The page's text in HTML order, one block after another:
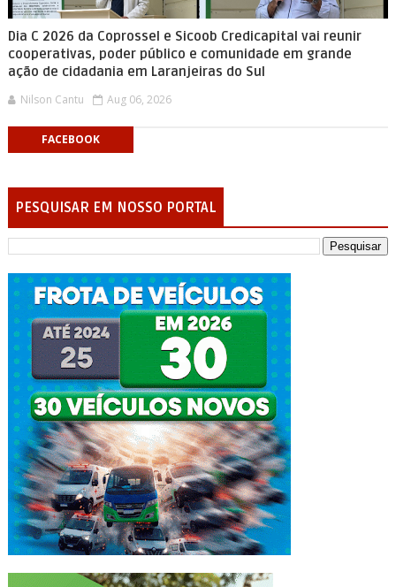
Dia C 2026 da Coprossel e Sicoob Credicapital vai reunir
cooperativas, poder público e comunidade em grande
ação de cidadania em Laranjeiras do Sul
Nilson Cantu Aug 06, 2026
FACEBOOK
PESQUISAR EM NOSSO PORTAL